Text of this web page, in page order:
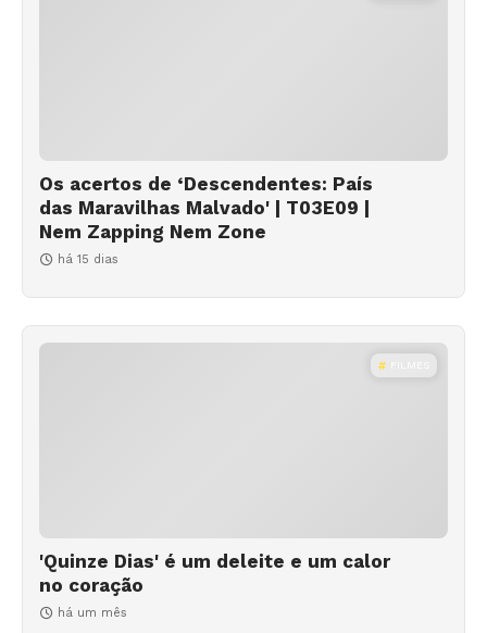
Os acertos de ‘Descendentes: País
das Maravilhas Malvado' | T03E09 |
Nem Zapping Nem Zone
há 15 dias
'Quinze Dias' é um deleite e um calor
no coração
há um mês